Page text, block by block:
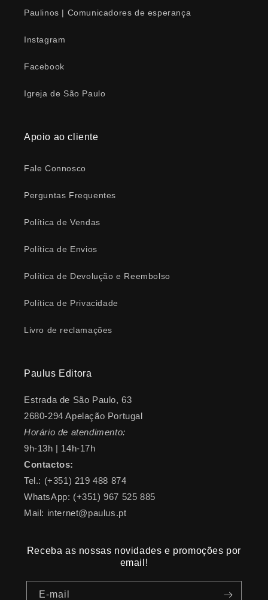
Paulinos | Comunicadores de esperança
Instagram
Facebook
Igreja de São Paulo
Apoio ao cliente
Fale Connosco
Perguntas Frequentes
Política de Vendas
Política de Envios
Política de Devolução e Reembolso
Política de Privacidade
Livro de reclamações
Paulus Editora
Estrada de São Paulo, 63
2680-294 Apelação Portugal
Horário de atendimento:
9h-13h | 14h-17h
Contactos:
Tel.: (+351) 219 488 874
WhatsApp: (+351) 967 525 885
Mail: internet@paulus.pt
Receba as nossas novidades e promoções por
email!
E-mail